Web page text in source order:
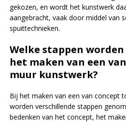
gekozen, en wordt het kunstwerk
aangebracht, vaak door middel van
spuittechnieken.
Welke stappen
het maken van een
muur kunstwerk?
Bij het maken van een van concept
worden verschillende stappen
bedenken van het concept, het